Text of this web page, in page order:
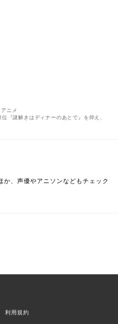
アニメ
『謎解きはディナーのあとで』を抑え、
、声優やアニソンなどもチェック
利用規約